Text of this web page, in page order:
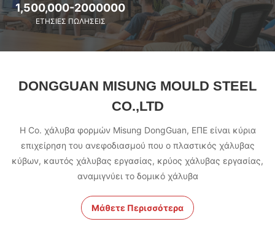
1,500,000-2000000
ΕΤΉΣΙΕΣ ΠΩΛΉΣΕΙΣ
DONGGUAN MISUNG MOULD STEEL
CO.,LTD
Η Co. χάλυβα φορμών Misung DongGuan, ΕΠΕ είναι κύρια
επιχείρηση του ανεφοδιασμού που ο πλαστικός χάλυβας
κύβων, καυτός χάλυβας εργασίας, κρύος χάλυβας εργασίας,
αναμιγνύει το δομικό χάλυβα
Μάθετε Περισσότερα